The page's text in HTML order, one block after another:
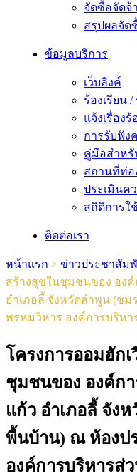
จัดซื้อจัดจ้
สรุปผลจัด
ข้อมูลบริการ
เว็บลิงค์
ร้องเรียน
แจ้งเรื่อง
การรับฟัง
คู่มือสำห
สถานที่ท่อ
ประเมินค
สถิติการใ
ติดต่อเรา
หน้าแรก > ข่าวประชาสัม
สร้างสุขในชุมชนของ องค์
อำเภอลี้ จังหวัดลำพูน (ช
พรหมวิหาร องค์การบริหา
โครงการออมฮัก
ชุมชนของ องค์กา
แก้ว อำเภอลี้ จัง
พื้นบ้าน) ณ ห้องป
องค์การบริหารส่